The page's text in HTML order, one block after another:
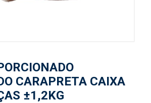
CARAPRETA CAIXA
±1,2KG